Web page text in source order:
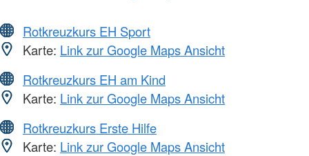
Rotkreuzkurs EH Sport
Karte: Link zur Google Maps Ansicht
Rotkreuzkurs EH am Kind
Karte: Link zur Google Maps Ansicht
Rotkreuzkurs Erste Hilfe
Karte: Link zur Google Maps Ansicht